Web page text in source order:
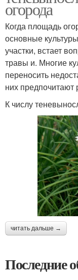
огорода
Когда площадь
основные
участки, встает
травы и. Многие
переносить
них предпочитают
К числу
читать дальше →
Последние